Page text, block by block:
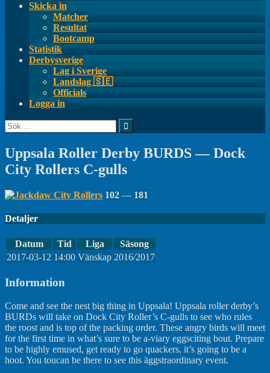
Skicka in
Matcher
Resultat
Bootcamp
Statistik
Derbysverige
Lag i Sverige
Landslag 🇸🇪
Officials
Logga in
Sök
efter:
Uppsala Roller Derby BURDS — Dock
City Rollers C-gulls
102 — 181
Detaljer
Datum Tid Liga
Säsong
2017-03-12 14:00 Vänskap 2016/2017
Information
Come and see the nest big thing in Uppsala! Uppsala roller derby’s
BURDs will take on Dock City Roller’s C-gulls to see who rules
the roost and is top of the packing order. These angry birds will meet
for the first time in what’s sure to be a-viary eggsciting bout. Prepare
to be highly emused, get ready to go quackers, it’s going to be a
hoot. You toucan be there to see this äggstraordinary event.